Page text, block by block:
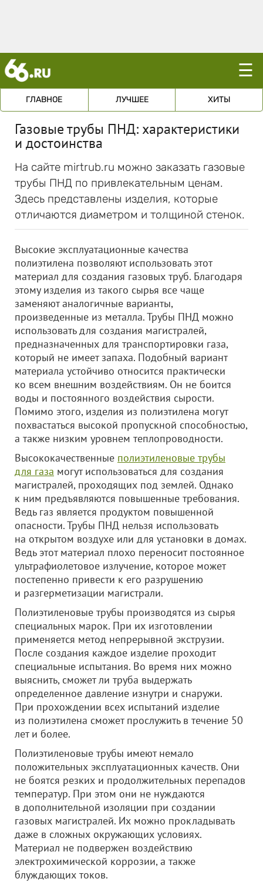
☰
ГЛАВНОЕ ЛУЧШЕЕ ХИТЫ
Газовые трубы ПНД: характеристики
и достоинства
На сайте mirtrub.ru можно заказать газовые
трубы ПНД по привлекательным ценам.
Здесь представлены изделия, которые
отличаются диаметром и толщиной стенок.
Высокие эксплуатационные качества
полиэтилена позволяют использовать этот
материал для создания газовых труб. Благодаря
этому изделия из такого сырья все чаще
заменяют аналогичные варианты,
произведенные из металла. Трубы ПНД можно
использовать для создания магистралей,
предназначенных для транспортировки газа,
который не имеет запаха. Подобный вариант
материала устойчиво относится практически
ко всем внешним воздействиям. Он не боится
воды и постоянного воздействия сырости.
Помимо этого, изделия из полиэтилена могут
похвастаться высокой пропускной способностью,
а также низким уровнем теплопроводности.
Высококачественные полиэтиленовые трубы
для газа могут использоваться для создания
магистралей, проходящих под землей. Однако
к ним предъявляются повышенные требования.
Ведь газ является продуктом повышенной
опасности. Трубы ПНД нельзя использовать
на открытом воздухе или для установки в домах.
Ведь этот материал плохо переносит постоянное
ультрафиолетовое излучение, которое может
постепенно привести к его разрушению
и разгерметизации магистрали.
Полиэтиленовые трубы производятся из сырья
специальных марок. При их изготовлении
применяется метод непрерывной экструзии.
После создания каждое изделие проходит
специальные испытания. Во время них можно
выяснить, сможет ли труба выдержать
определенное давление изнутри и снаружи.
При прохождении всех испытаний изделие
из полиэтилена сможет прослужить в течение 50
лет и более.
Полиэтиленовые трубы имеют немало
положительных эксплуатационных качеств. Они
не боятся резких и продолжительных перепадов
температур. При этом они не нуждаются
в дополнительной изоляции при создании
газовых магистралей. Их можно прокладывать
даже в сложных окружающих условиях.
Материал не подвержен воздействию
электрохимической коррозии, а также
блуждающих токов.